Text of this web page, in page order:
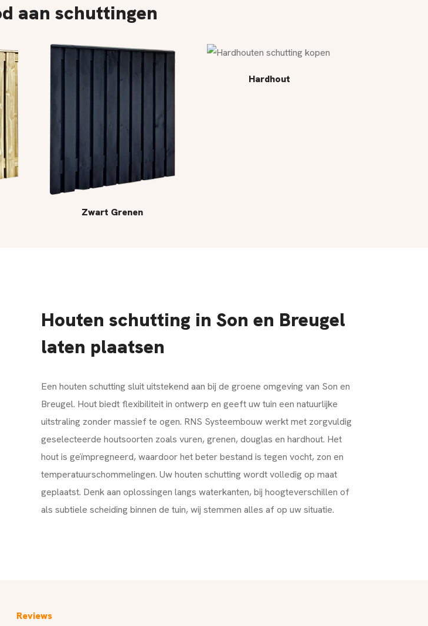
aan schuttingen
Zwart Grenen
Hardhout
Houten schutting in Son en Breugel
laten plaatsen
Een houten schutting sluit uitstekend aan bij de groene omgeving van Son en
Breugel. Hout biedt flexibiliteit in ontwerp en geeft uw tuin een natuurlijke
uitstraling zonder massief te ogen. RNS Systeembouw werkt met zorgvuldig
geselecteerde houtsoorten zoals vuren, grenen, douglas en hardhout. Het
hout is geïmpregneerd, waardoor het beter bestand is tegen vocht, zon en
temperatuurschommelingen. Uw houten schutting wordt volledig op maat
geplaatst. Denk aan oplossingen langs waterkanten, bij hoogteverschillen of
als subtiele scheiding binnen de tuin, wij stemmen alles af op uw situatie.
Reviews